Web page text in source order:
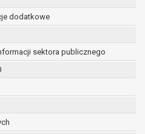
dodatkowe
sektora publicznego
lub
prawo do bycia
podstawie art. 17 RODO,
już niezbędne do celów,
dane dotyczą, wniosła